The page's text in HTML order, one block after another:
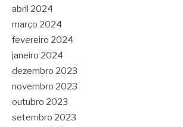
abril 2024
março 2024
fevereiro 2024
janeiro 2024
dezembro 2023
novembro 2023
outubro 2023
setembro 2023